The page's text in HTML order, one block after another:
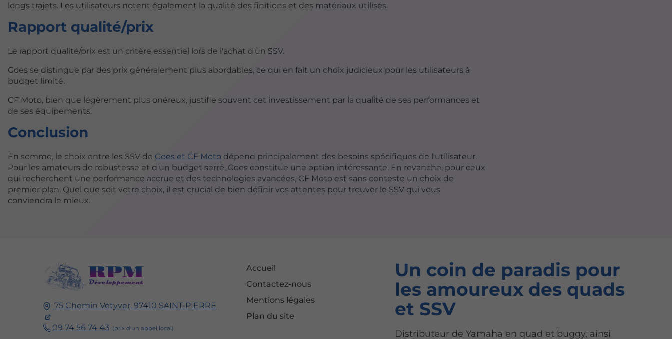
longs trajets. Les utilisateurs notent également la qualité des finitions et des matériaux utilisés.
Rapport qualité/prix
Le rapport qualité/prix est un critère essentiel lors de l'achat d'un SSV.
Goes se distingue par des prix généralement plus abordables, ce qui en fait un choix judicieux pour les utilisateurs à
budget limité.
CF Moto, bien que légèrement plus onéreux, justifie souvent cet investissement par la qualité de ses performances et
de ses équipements.
Conclusion
En somme, le choix entre les SSV de Goes et CF Moto dépend principalement des besoins spécifiques de l'utilisateur.
Pour les amateurs de robustesse et d’un budget serré, Goes constitue une option intéressante. En revanche, pour ceux
qui recherchent une performance accrue et des technologies avancées, CF Moto est sans conteste un choix de
premier plan. Quel que soit votre choix, il est crucial de bien définir vos attentes pour trouver le SSV qui vous
conviendra le mieux.
75 Chemin Vetyver, 97410 SAINT-PIERRE
09 74 56 74 43
Accueil
Contactez-nous
Mentions légales
Plan du site
Un coin de paradis pour
les amoureux des quads
et SSV
Distributeur de Yamaha en quad et buggy, ainsi